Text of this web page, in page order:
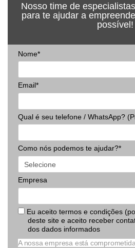
Nosso time de
para te ajudar a
possível!
Nome*
Email*
Qual é seu telefone / WhatsApp?
Como nós podemos te ajudar?*
Empresa
Eu aceito termos e condições
deste site e aceito receber
dos dados informados
A nossa empresa está